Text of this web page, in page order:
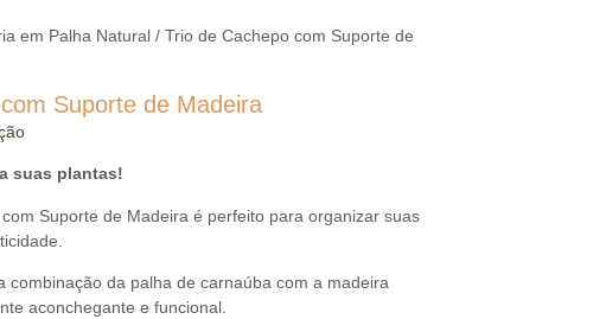
em Palha Natural / Trio de Cachepo com Suporte de
Suporte de Madeira
suas plantas!
Suporte de Madeira é perfeito para organizar suas
combinação da palha de carnaúba com a madeira
aconchegante e funcional.